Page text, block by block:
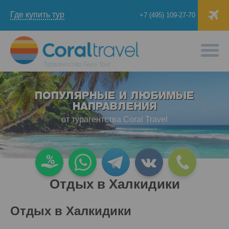
Где купить тур +7 (495) 109-27-70
Турагентство Guru Tour
ПОПУЛЯРНЫЕ И ЛЮБИМЫЕ
НАПРАВЛЕНИЯ
от турагентства Coral Travel
Отдых в Халкидики
Отдых в Халкидики